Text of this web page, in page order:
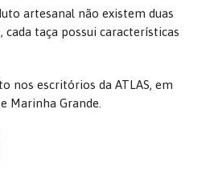
artesanal não existem duas
cada taça possui características
nos escritórios da ATLAS, em
Marinha Grande.